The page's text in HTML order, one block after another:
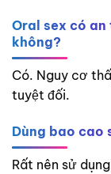
Oral sex có
không?
Có. Nguy cơ
tuyệt đối.
Dùng bao cao
Rất nên sử